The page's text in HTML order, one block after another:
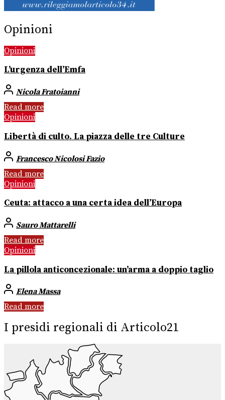
Opinioni
Opinioni
L’urgenza dell’Emfa
Nicola Fratoianni
Read more
Opinioni
Libertà di culto. La piazza delle tre Culture
Francesco Nicolosi Fazio
Read more
Opinioni
Ceuta: attacco a una certa idea dell’Europa
Sauro Mattarelli
Read more
Opinioni
La pillola anticoncezionale: un’arma a doppio taglio
Elena Massa
Read more
I presidi regionali di Articolo21